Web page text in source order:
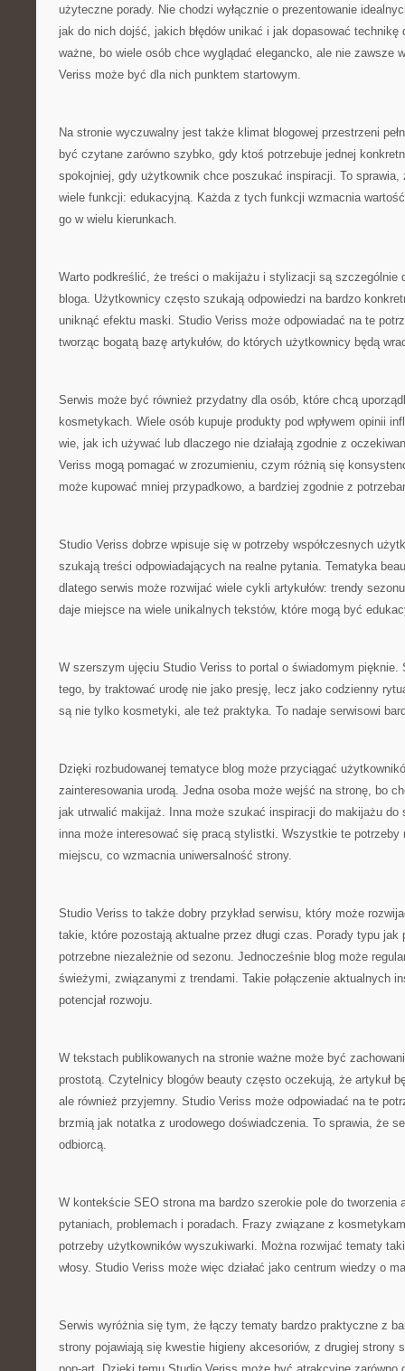
użyteczne porady. Nie chodzi wyłącznie o prezentowanie
jak do nich dojść, jakich błędów unikać i jak dopasować technikę
ważne, bo wiele osób chce wyglądać elegancko, ale nie zawsze
Veriss może być dla nich punktem startowym.
Na stronie wyczuwalny jest także klimat blogowej przestrzeni
być czytane zarówno szybko, gdy ktoś potrzebuje jednej
spokojniej, gdy użytkownik chce poszukać inspiracji. To sprawia,
wiele funkcji: edukacyjną. Każda z tych funkcji wzmacnia
go w wielu kierunkach.
Warto podkreślić, że treści o makijażu i stylizacji są szczególnie
bloga. Użytkownicy często szukają odpowiedzi na bardzo
uniknąć efektu maski. Studio Veriss może odpowiadać na te
tworząc bogatą bazę artykułów, do których użytkownicy będą
Serwis może być również przydatny dla osób, które chcą
kosmetykach. Wiele osób kupuje produkty pod wpływem opinii
wie, jak ich używać lub dlaczego nie działają zgodnie z
Veriss mogą pomagać w zrozumieniu, czym różnią się
może kupować mniej przypadkowo, a bardziej zgodnie z
Studio Veriss dobrze wpisuje się w potrzeby współczesnych
szukają treści odpowiadających na realne pytania. Tematyka
dlatego serwis może rozwijać wiele cykli artykułów: trendy
daje miejsce na wiele unikalnych tekstów, które mogą być
W szerszym ujęciu Studio Veriss to portal o świadomym pięknie.
tego, by traktować urodę nie jako presję, lecz jako codzienny
są nie tylko kosmetyki, ale też praktyka. To nadaje serwisowi
Dzięki rozbudowanej tematyce blog może przyciągać
zainteresowania urodą. Jedna osoba może wejść na stronę, bo
jak utrwalić makijaż. Inna może szukać inspiracji do makijażu
inna może interesować się pracą stylistki. Wszystkie te potrzeby
miejscu, co wzmacnia uniwersalność strony.
Studio Veriss to także dobry przykład serwisu, który może
takie, które pozostają aktualne przez długi czas. Porady typu jak
potrzebne niezależnie od sezonu. Jednocześnie blog może
świeżymi, związanymi z trendami. Takie połączenie aktualnych
potencjał rozwoju.
W tekstach publikowanych na stronie ważne może być
prostotą. Czytelnicy blogów beauty często oczekują, że artykuł
ale również przyjemny. Studio Veriss może odpowiadać na te
brzmią jak notatka z urodowego doświadczenia. To sprawia, że
odbiorcą.
W kontekście SEO strona ma bardzo szerokie pole do tworzenia
pytaniach, problemach i poradach. Frazy związane z
potrzeby użytkowników wyszukiwarki. Można rozwijać tematy
włosy. Studio Veriss może więc działać jako centrum wiedzy o
Serwis wyróżnia się tym, że łączy tematy bardzo praktyczne z
strony pojawiają się kwestie higieny akcesoriów, z drugiej strony